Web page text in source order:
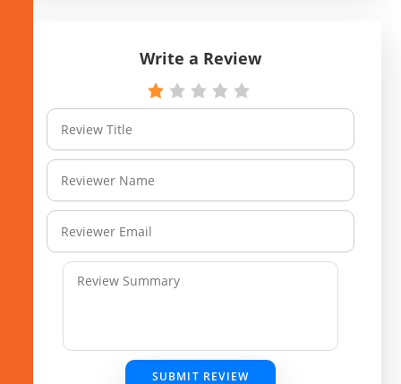
Write a Review
SUBMIT REVIEW